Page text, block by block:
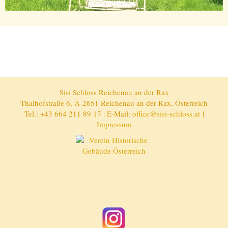
Sisi Schloss Reichenau an der Rax
Thalhofstraße 6, A-2651 Reichenau an der Rax, Österreich
Tel.: +43 664 211 89 17 | E-Mail: office@sisi-schloss.at|
Impressum